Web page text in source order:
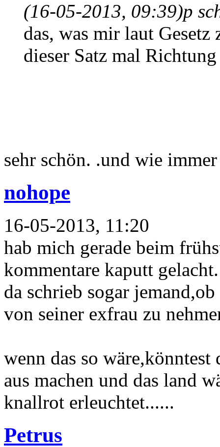
(16-05-2013, 09:39)p
das, was mir laut Gesetz
dieser Satz mal
sehr schön. .und wie
nohope
16-05-2013, 11:20
hab mich gerade beim
kommentare kaputt gelacht.
da schrieb sogar
von seiner exfrau zu
wenn das so
aus machen und das land
knallrot erleuchtet......
Petrus